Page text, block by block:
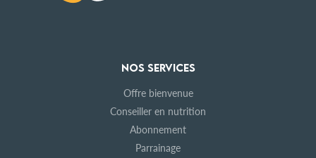
NOS SERVICES
Offre bienvenue
Conseiller en nutrition
Abonnement
Parrainage